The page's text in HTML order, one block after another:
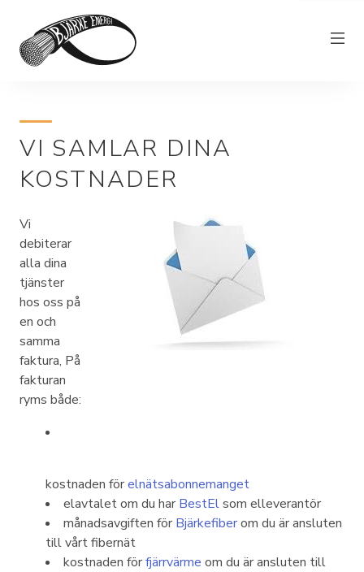
Elhandel
Bjärkefiber
Om Bjärke Energi
Kundservice
Elproducent
VI SAMLAR DINA
KOSTNADER
Vi
debiterar
alla dina
tjänster
hos oss på
en och
samma
faktura, På
fakturan
ryms både:
kostnaden förelnätsabonnemanget
elavtalet om du har BestElsom elleverantör
månadsavgiften för Bjärkefiberom du är ansluten
till vårt fibernät
kostnaden förfjärrvärme om du är ansluten till